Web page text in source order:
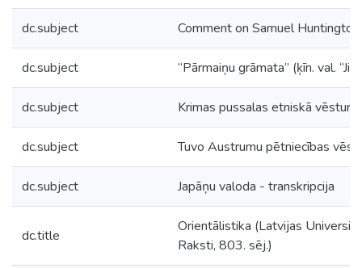
dc.subject Comment on Samuel Huntington
dc.subject “Pārmaiņu grāmata” (ķīn. val.
dc.subject Krimas pussalas etniskā vēsture
dc.subject Tuvo Austrumu pētniecības
dc.subject Japāņu valoda - transkripcija
dc.title
Orientālistika (Latvijas
Raksti, 803. sēj.)